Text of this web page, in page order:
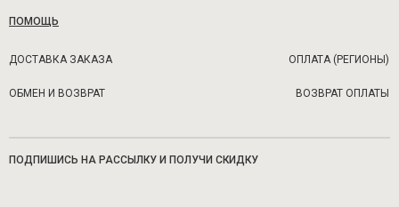
ПОМОЩЬ
ДОСТАВКА ЗАКАЗА ОПЛАТА (РЕГИОНЫ)
ОБМЕН И ВОЗВРАТ ВОЗВРАТ ОПЛАТЫ
ПОДПИШИСЬ НА РАССЫЛКУ И ПОЛУЧИ СКИДКУ